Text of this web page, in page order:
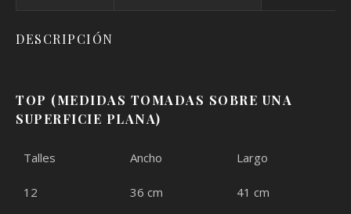
DESCRIPCIÓN
TOP (MEDIDAS TOMADAS SOBRE UNA
SUPERFICIE PLANA)
Talles Ancho Largo
12 36 cm 41 cm